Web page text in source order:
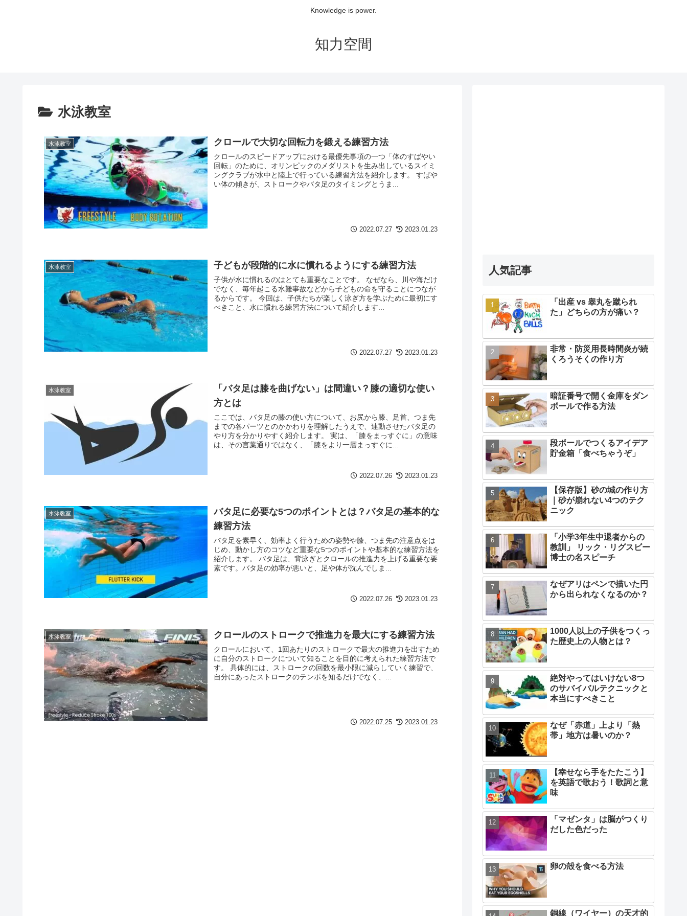
Knowledge is power.
知力空間
水泳教室
水泳教室 クロールで大切な回転力を鍛える練習方法
クロールのスピードアップにおける最優先事項の一つ「体のすばやい
回転」のために、オリンピックのメダリストを生み出しているスイミ
ングクラブが水中と陸上で行っている練習方法を紹介します。 すばや
い体の傾きが、ストロークやバタ足のタイミングとうま...
2022.07.27 2023.01.23
水泳教室 子どもが段階的に水に慣れるようにする練習方法
子供が水に慣れるのはとても重要なことです。 なぜなら、川や海だけ
でなく、毎年起こる水難事故などから子どもの命を守ることにつなが
るからです。 今回は、子供たちが楽しく泳ぎ方を学ぶために最初にす
べきこと、水に慣れる練習方法について紹介します...
2022.07.27 2023.01.23
水泳教室
「バタ足は膝を曲げない」は間違い？膝の適切な使い
方とは
ここでは、バタ足の膝の使い方について、お尻から膝、足首、つま先
までの各パーツとのかかわりを理解したうえで、連動させたバタ足の
やり方を分かりやすく紹介します。 実は、「膝をまっすぐに」の意味
は、その言葉通りではなく、「膝をより一層まっすぐに...
2022.07.26 2023.01.23
水泳教室
バタ足に必要な5つのポイントとは？バタ足の基本的な
練習方法
バタ足を素早く、効率よく行うための姿勢や膝、つま先の注意点をは
じめ、動かし方のコツなど重要な5つのポイントや基本的な練習方法を
紹介します。 バタ足は、背泳ぎとクロールの推進力を上げる重要な要
素です。バタ足の効率が悪いと、足や体が沈んでしま...
2022.07.26 2023.01.23
水泳教室 クロールのストロークで推進力を最大にする練習方法
クロールにおいて、1回あたりのストロークで最大の推進力を出すため
に自分のストロークについて知ることを目的に考えられた練習方法で
す。 具体的には、ストロークの回数を最小限に減らしていく練習で、
自分にあったストロークのテンポを知るだけでなく、...
2022.07.25 2023.01.23
人気記事
「出産 vs 睾丸を蹴られ
た」どちらの方が痛い？
非常・防災用長時間炎が続
くろうそくの作り方
暗証番号で開く金庫をダン
ボールで作る方法
段ボールでつくるアイデア
貯金箱「食べちゃうぞ」
【保存版】砂の城の作り方
｜砂が崩れない4つのテク
ニック
「小学3年生中退者からの
教訓」 リック・リグスビー
博士の名スピーチ
なぜアリはペンで描いた円
から出られなくなるのか？
1000人以上の子供をつくっ
た歴史上の人物とは？
絶対やってはいけない8つ
のサバイバルテクニックと
本当にすべきこと
なぜ「赤道」上より「熱
帯」地方は暑いのか？
【幸せなら手をたたこう】
を英語で歌おう！歌詞と意
味
「マゼンタ」は脳がつくり
だした色だった
卵の殻を食べる方法
銅線（ワイヤー）の天才的